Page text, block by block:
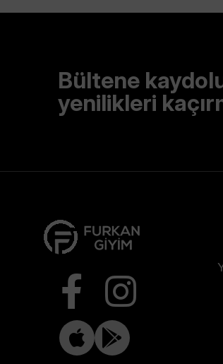
Bültene
yenilikleri